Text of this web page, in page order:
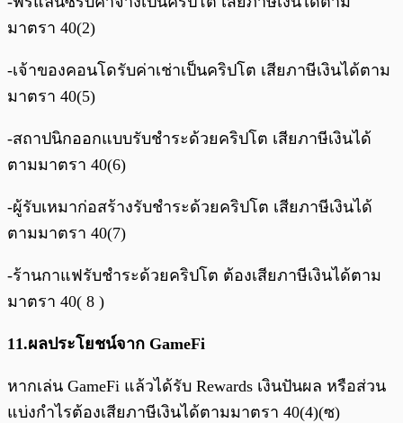
มาตรา 40(2)
-เจ้าของคอนโดรับค่าเช่าเป็นคริปโต เสียภาษีเงินได้ตาม
มาตรา 40(5)
-สถาปนิกออกแบบรับชำระด้วยคริปโต เสียภาษีเงินได้
ตามมาตรา 40(6)
-ผู้รับเหมาก่อสร้างรับชำระด้วยคริปโต เสียภาษีเงินได้
ตามมาตรา 40(7)
-ร้านกาแฟรับชำระด้วยคริปโต ต้องเสียภาษีเงินได้ตาม
มาตรา 40( 8 )
11.ผลประโยชน์จาก GameFi
หากเล่น GameFi แล้วได้รับ Rewards เงินปันผล หรือส่วน
แบ่งกำไรต้องเสียภาษีเงินได้ตามมาตรา 40(4)(ซ)